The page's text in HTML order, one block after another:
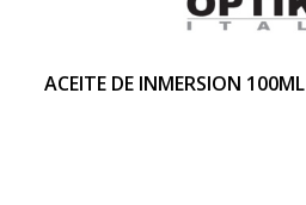
ACEITE DE INMERSION 100ML